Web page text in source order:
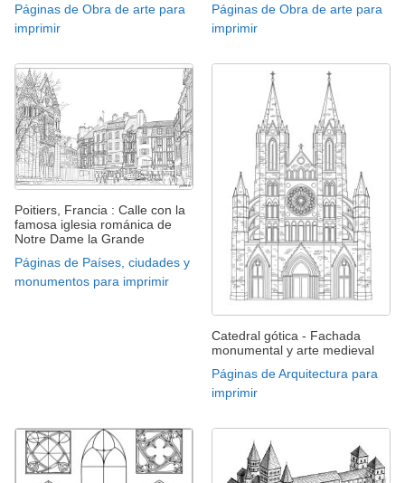
Páginas de Obra de arte para
imprimir
Páginas de Obra de arte para
imprimir
Poitiers, Francia : Calle con la
famosa iglesia románica de
Notre Dame la Grande
Páginas de Países, ciudades y
monumentos para imprimir
Catedral gótica - Fachada
monumental y arte medieval
Páginas de Arquitectura para
imprimir